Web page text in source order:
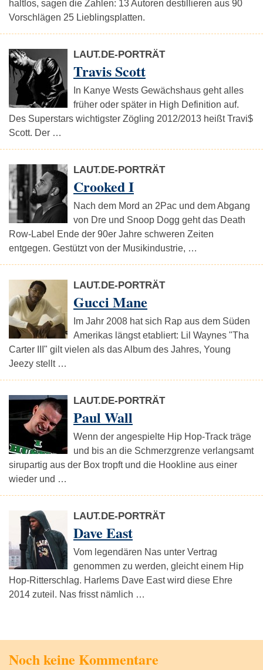
haltlos, sagen die Zahlen: 13 Autoren destillieren aus 90
Vorschlägen 25 Lieblingsplatten.
LAUT.DE-PORTRÄT
Travis Scott
In Kanye Wests Gewächshaus geht alles
früher oder später in High Definition auf.
Des Superstars wichtigster Zögling 2012/2013 heißt Travi$
Scott. Der …
LAUT.DE-PORTRÄT
Crooked I
Nach dem Mord an 2Pac und dem Abgang
von Dre und Snoop Dogg geht das Death
Row-Label Ende der 90er Jahre schweren Zeiten
entgegen. Gestützt von der Musikindustrie, …
LAUT.DE-PORTRÄT
Gucci Mane
Im Jahr 2008 hat sich Rap aus dem Süden
Amerikas längst etabliert: Lil Waynes "Tha
Carter III" gilt vielen als das Album des Jahres, Young
Jeezy stellt …
LAUT.DE-PORTRÄT
Paul Wall
Wenn der angespielte Hip Hop-Track träge
und bis an die Schmerzgrenze verlangsamt
sirupartig aus der Box tropft und die Hookline aus einer
wieder und …
LAUT.DE-PORTRÄT
Dave East
Vom legendären Nas unter Vertrag
genommen zu werden, gleicht einem Hip
Hop-Ritterschlag. Harlems Dave East wird diese Ehre
2014 zuteil. Nas frisst nämlich …
Noch keine Kommentare